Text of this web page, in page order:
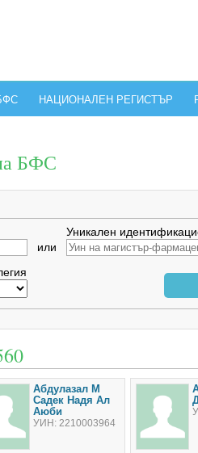
НАЦИОНАЛЕН РЕГИСТЪР
БФС
или
Уникален
Абдулазал М
Садек Надя Ал
Аюби
УИН: 2210003964